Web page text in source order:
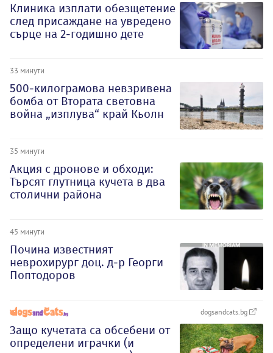
Клиника изплати обезщетение
след присаждане на увредено
сърце на 2-годишно дете
33 минути
500-килограмова невзривена
бомба от Втората световна
война „изплува“ край Кьолн
35 минути
Акция с дронове и обходи:
Търсят глутница кучета в два
столични района
45 минути
Почина известният
неврохирург доц. д-р Георги
Поптодоров
dogsandcats.bg
Защо кучетата са обсебени от
определени играчки (и